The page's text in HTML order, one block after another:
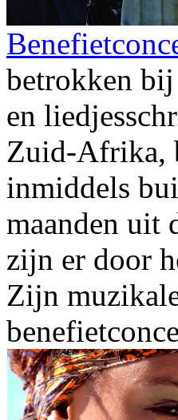
betrokken
en
Zuid-Afrika,
inmiddels
maanden uit
zijn er door
Zijn